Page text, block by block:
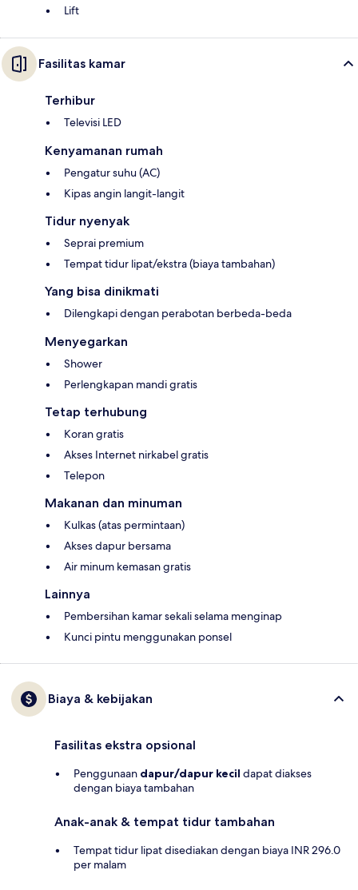
Lift
Fasilitas kamar
Terhibur
Televisi LED
Kenyamanan rumah
Pengatur suhu (AC)
Kipas angin langit-langit
Tidur nyenyak
Seprai premium
Tempat tidur lipat/ekstra (biaya tambahan)
Yang bisa dinikmati
Dilengkapi dengan perabotan berbeda-beda
Menyegarkan
Shower
Perlengkapan mandi gratis
Tetap terhubung
Koran gratis
Akses Internet nirkabel gratis
Telepon
Makanan dan minuman
Kulkas (atas permintaan)
Akses dapur bersama
Air minum kemasan gratis
Lainnya
Pembersihan kamar sekali selama menginap
Kunci pintu menggunakan ponsel
Biaya & kebijakan
Fasilitas ekstra opsional
Penggunaan dapur/dapur kecil dapat diakses
dengan biaya tambahan
Anak-anak & tempat tidur tambahan
Tempat tidur lipat disediakan dengan biaya INR 296.0
per malam